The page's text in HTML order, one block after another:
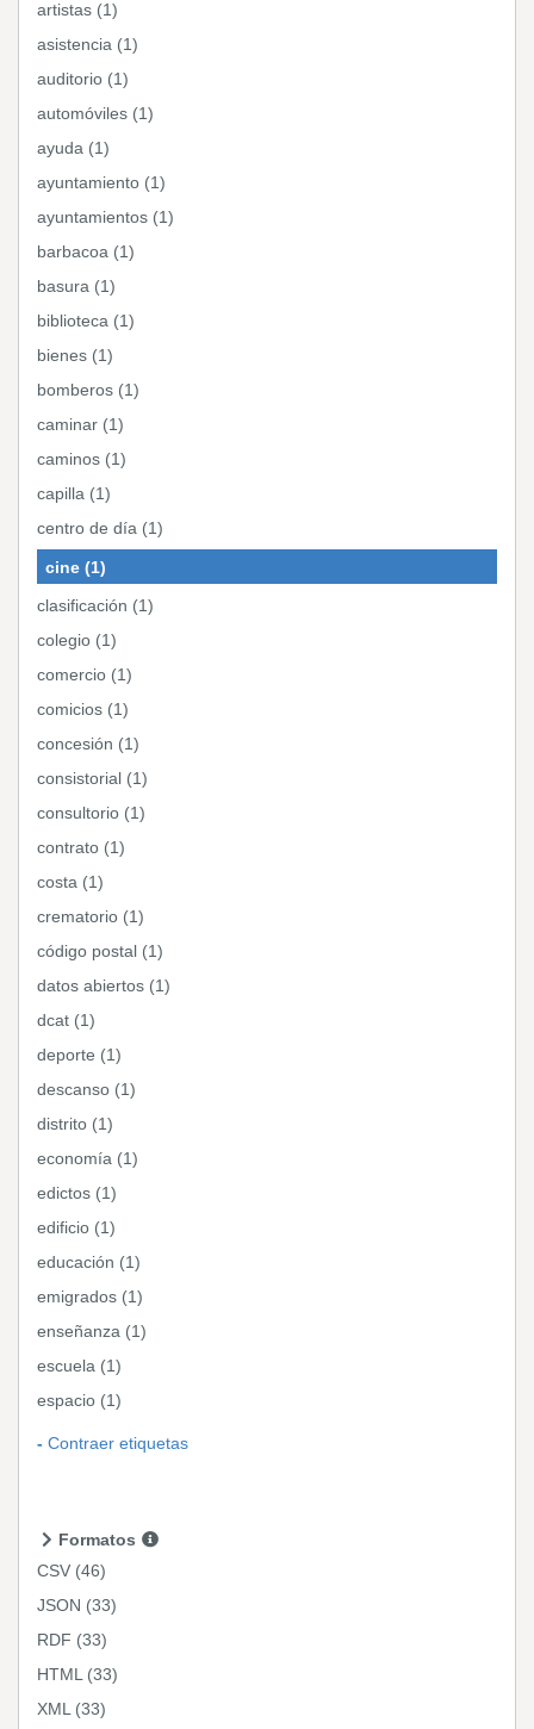
artistas (1)
asistencia (1)
auditorio (1)
automóviles (1)
ayuda (1)
ayuntamiento (1)
ayuntamientos (1)
barbacoa (1)
basura (1)
biblioteca (1)
bienes (1)
bomberos (1)
caminar (1)
caminos (1)
capilla (1)
centro de día (1)
cine (1)
clasificación (1)
colegio (1)
comercio (1)
comicios (1)
concesión (1)
consistorial (1)
consultorio (1)
contrato (1)
costa (1)
crematorio (1)
código postal (1)
datos abiertos (1)
dcat (1)
deporte (1)
descanso (1)
distrito (1)
economía (1)
edictos (1)
edificio (1)
educación (1)
emigrados (1)
enseñanza (1)
escuela (1)
espacio (1)
Contraer etiquetas
Formatos
CSV (46)
JSON (33)
RDF (33)
HTML (33)
XML (33)